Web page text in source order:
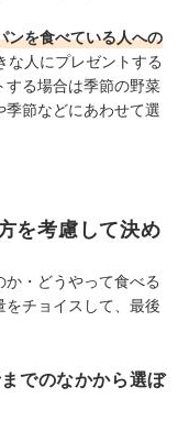
ンを食べている人への
な人にプレゼントする
する場合は季節の野菜
季節などにあわせて選
を考慮して決め
・どうやって食べる
チョイスして、最後
でのなかから選ぼ